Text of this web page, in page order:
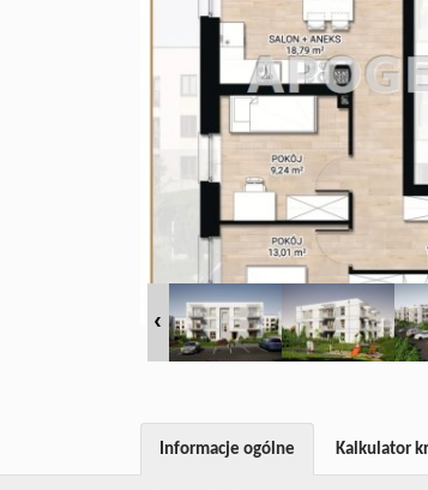
Informacje ogólne Kalkulator